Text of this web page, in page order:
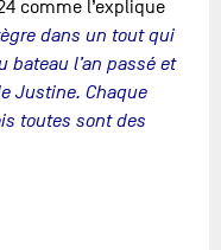
comme l’explique
dans un tout qui
bateau l’an passé et
Justine. Chaque
toutes sont des